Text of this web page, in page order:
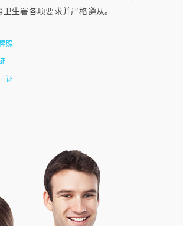
生署各项要求并严格遵从。
照
证